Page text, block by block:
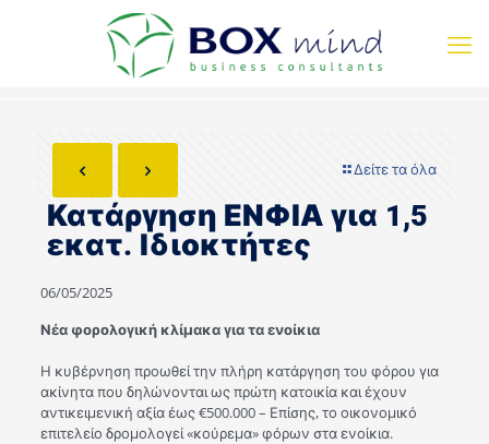
Δείτε τα όλα
Κατάργηση ΕΝΦΙΑ για 1,5
εκατ. Ιδιοκτήτες
06/05/2025
Νέα φορολογική κλίμακα για τα ενοίκια
Η κυβέρνηση προωθεί την πλήρη κατάργηση του φόρου για
ακίνητα που δηλώνονται ως πρώτη κατοικία και έχουν
αντικειμενική αξία έως €500.000 – Επίσης, το οικονομικό
επιτελείο δρομολογεί «κούρεμα» φόρων στα ενοίκια.